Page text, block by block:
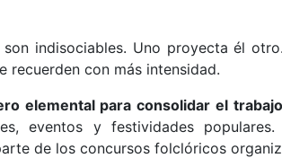
indisociables. Uno proyecta él
recuerden con más intensidad.
elemental para consolidar el
eventos y festividades
de los concursos folclóricos